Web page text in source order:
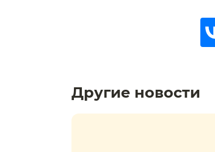
Другие новости